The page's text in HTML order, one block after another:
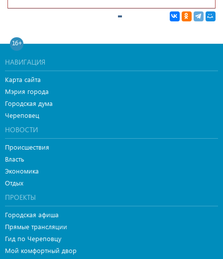
16+
НАВИГАЦИЯ
Карта сайта
Мэрия города
Городская дума
Череповец
НОВОСТИ
Происшествия
Власть
Экономика
Отдых
ПРОЕКТЫ
Городская афиша
Прямые трансляции
Гид по Череповцу
Мой комфортный двор